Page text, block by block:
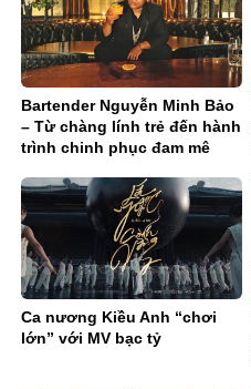
Bartender Nguyễn Minh Bảo
– Từ chàng lính trẻ đến hành
trình chinh phục đam mê
Ca nương Kiều Anh “chơi
lớn” với MV bạc tỷ